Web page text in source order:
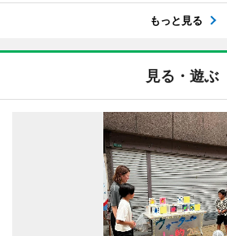
もっと見る
見る・遊ぶ